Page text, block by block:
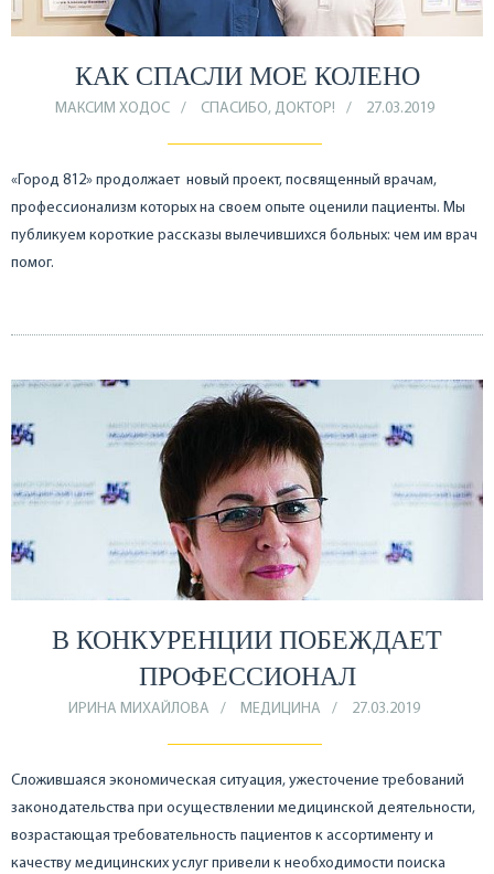
КАК СПАСЛИ МОЕ КОЛЕНО
МАКСИМ ХОДОС СПАСИБО, ДОКТОР! 27.03.2019
«Город 812» продолжает новый проект, посвященный врачам,
профессионализм которых на своем опыте оценили пациенты. Мы
публикуем короткие рассказы вылечившихся больных: чем им врач
помог.
В КОНКУРЕНЦИИ ПОБЕЖДАЕТ
ПРОФЕССИОНАЛ
ИРИНА МИХАЙЛОВА МЕДИЦИНА 27.03.2019
Сложившаяся экономическая ситуация, ужесточение требований
законодательства при осуществлении медицинской деятельности,
возрастающая требовательность пациентов к ассортименту и
качеству медицинских услуг привели к необходимости поиска